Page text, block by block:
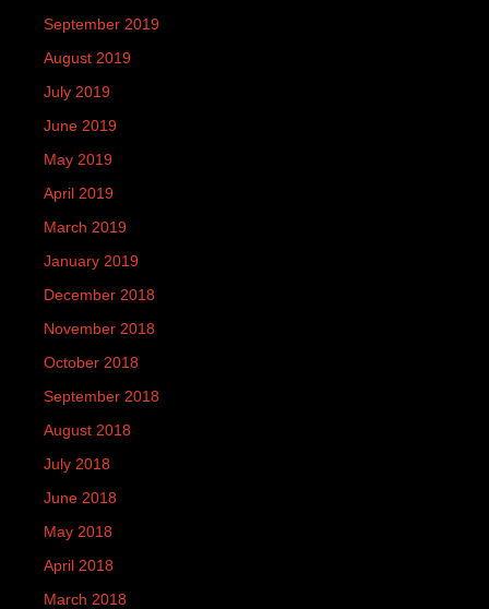
September 2019
August 2019
July 2019
June 2019
May 2019
April 2019
March 2019
January 2019
December 2018
November 2018
October 2018
September 2018
August 2018
July 2018
June 2018
May 2018
April 2018
March 2018